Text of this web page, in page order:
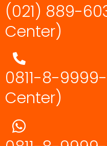
(021) 889-
Center)
0811-8-9999-
Center)